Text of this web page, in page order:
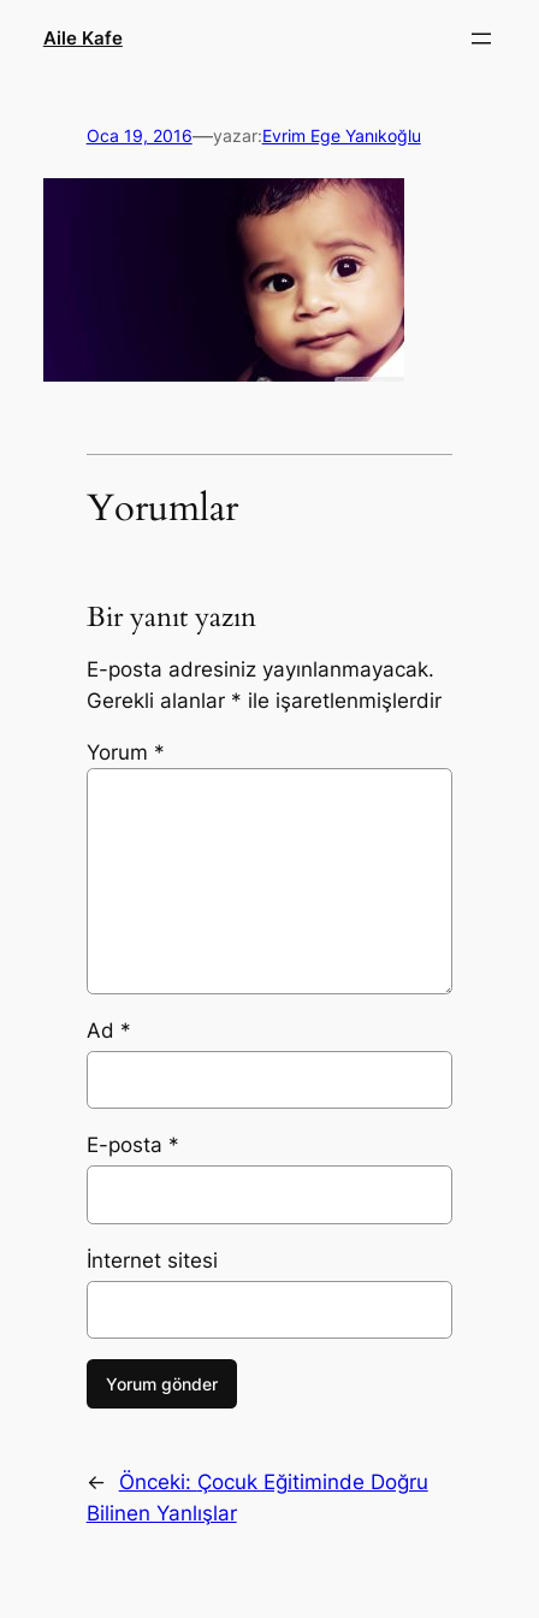
Aile Kafe
Oca 19, 2016—yazar:Evrim Ege Yanıkoğlu
Yorumlar
Bir yanıt yazın
E-posta adresiniz yayınlanmayacak.
Gerekli alanlar * ile işaretlenmişlerdir
Yorum *
Ad *
E-posta *
İnternet sitesi
← Önceki: Çocuk Eğitiminde Doğru
Bilinen Yanlışlar